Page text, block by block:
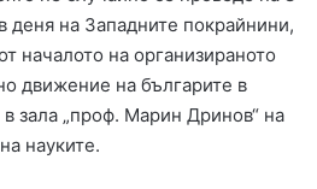
деня на Западните покрайнини,
началото на организираното
движение на българите в
зала „проф. Марин Дринов“ на
науките.